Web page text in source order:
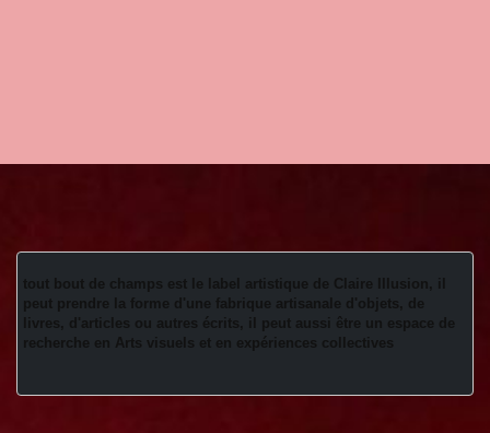
tout bout de champs est le label artistique de Claire Illusion, il
peut prendre la forme d'une fabrique artisanale d'objets, de
livres, d'articles ou autres écrits, il peut aussi être un espace de
recherche en Arts visuels et en expériences collectives